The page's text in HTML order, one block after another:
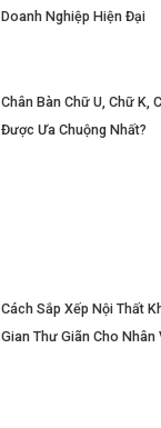
Doanh Nghiệp Hiện Đại
Chân Bàn Chữ U, Chữ K,
Được Ưa Chuộng Nhất?
Cách Sắp Xếp Nội Thất
Gian Thư Giãn Cho Nhân